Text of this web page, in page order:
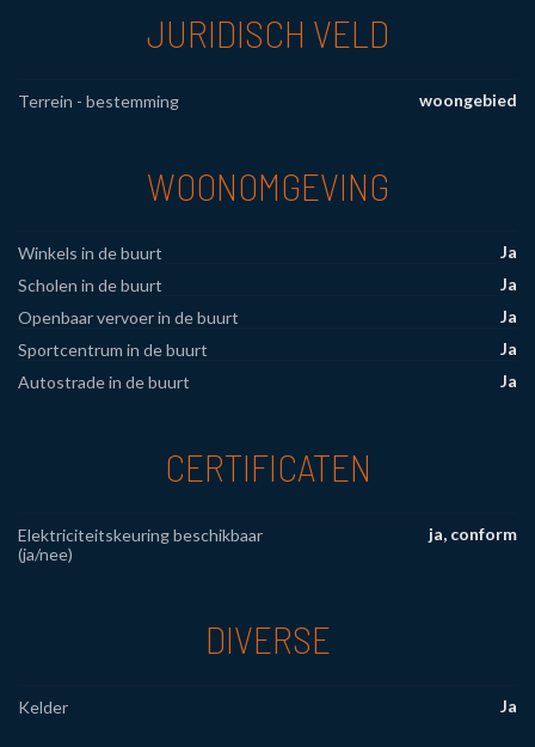
JURIDISCH VELD
Terrein - bestemming woongebied
WOONOMGEVING
Winkels in de buurt
Ja
Scholen in de buurt
Ja
Openbaar vervoer in de buurt
Ja
Sportcentrum in de buurt
Ja
Autostrade in de buurt
Ja
CERTIFICATEN
Elektriciteitskeuring beschikbaar
(ja/nee)
ja, conform
DIVERSE
Kelder Ja